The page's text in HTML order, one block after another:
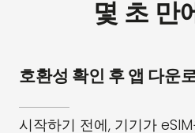
몇 초 만
호환성 확인 후 앱 다운
시작하기 전에, 기기가